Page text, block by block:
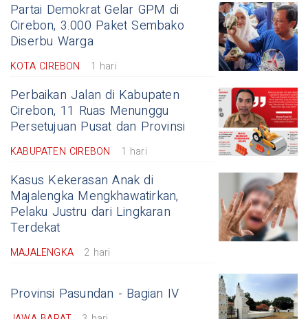
Partai Demokrat Gelar GPM di
Cirebon, 3.000 Paket Sembako
Diserbu Warga
KOTA CIREBON 1 hari
Perbaikan Jalan di Kabupaten
Cirebon, 11 Ruas Menunggu
Persetujuan Pusat dan Provinsi
KABUPATEN CIREBON 1 hari
Kasus Kekerasan Anak di
Majalengka Mengkhawatirkan,
Pelaku Justru dari Lingkaran
Terdekat
MAJALENGKA 2 hari
Provinsi Pasundan - Bagian IV